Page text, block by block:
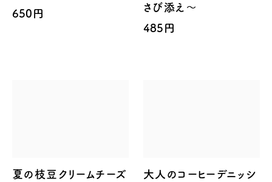
650円
さび添え～
485円
夏の枝豆クリームチーズ
大人のコーヒーデニッシ